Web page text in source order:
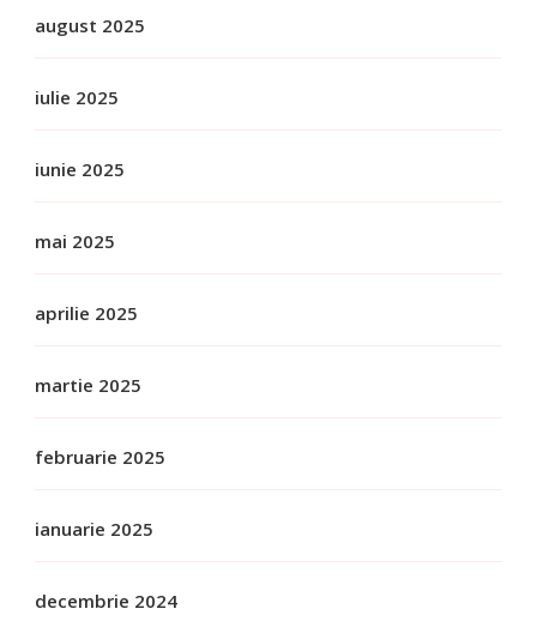
august 2025
iulie 2025
iunie 2025
mai 2025
aprilie 2025
martie 2025
februarie 2025
ianuarie 2025
decembrie 2024